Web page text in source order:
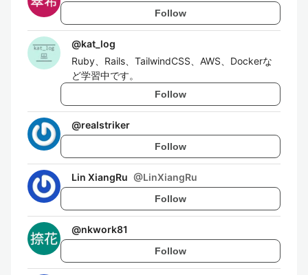
Follow
@kat_log
Ruby、Rails、TailwindCSS、AWS、Dockerな
ど学習中です。
Follow
@realstriker
Follow
Lin XiangRu @LinXiangRu
Follow
@nkwork81
Follow